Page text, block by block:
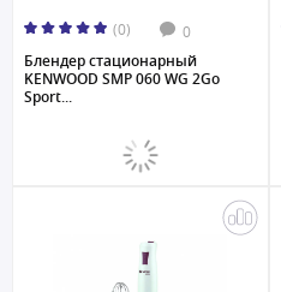
(0) 0
Блендер стационарный
KENWOOD SMP 060 WG 2Go
Sport...